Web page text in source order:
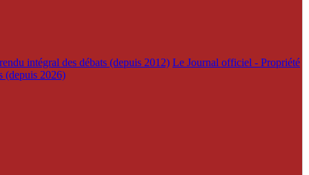
intégral des débats (depuis 2012) Le Journal officiel - Propriété
(depuis 2026)